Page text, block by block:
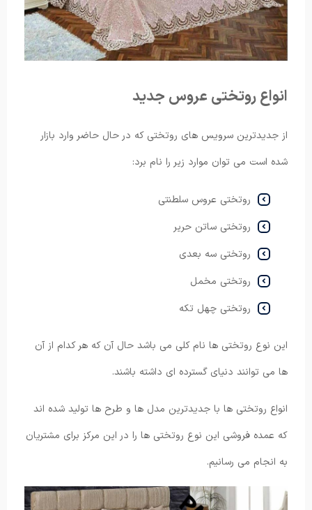
انواع روتختی عروس جدید
از جدیدترین سرویس های روتختی که در حال حاضر وارد بازار
شده است می توان موارد زیر را نام برد:
روتختی عروس سلطنتی
روتختی ساتن حریر
روتختی سه بعدی
روتختی مخمل
روتختی چهل تکه
این نوع روتختی ها نام کلی می باشد حال آن که هر کدام از آن
ها می توانند دنیای گسترده ای داشته باشند.
انواع روتختی ها با جدیدترین مدل ها و طرح ها تولید شده اند
که عمده فروشی این نوع روتختی ها را در این مرکز برای مشتریان
به انجام می رسانیم.